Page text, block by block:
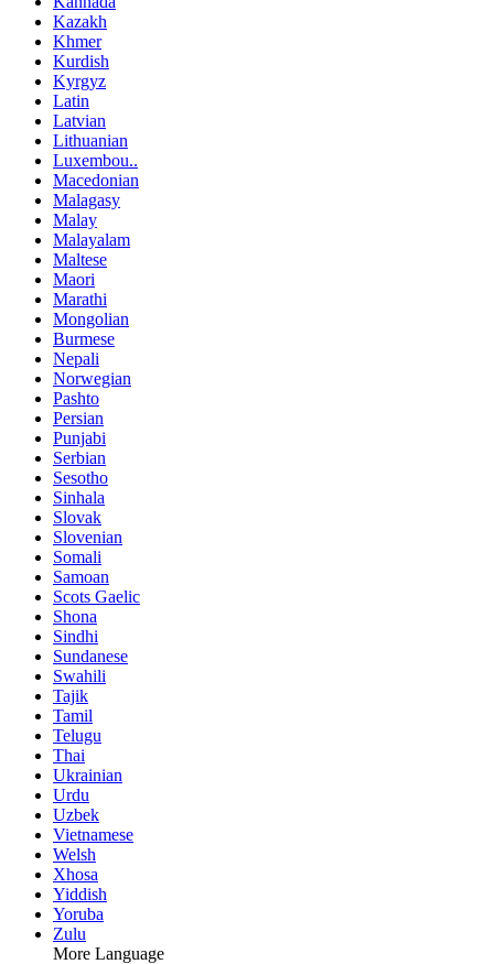
Kazakh
Khmer
Kurdish
Kyrgyz
Latin
Latvian
Lithuanian
Luxembou..
Macedonian
Malagasy
Malay
Malayalam
Maltese
Maori
Marathi
Mongolian
Burmese
Nepali
Norwegian
Pashto
Persian
Punjabi
Serbian
Sesotho
Sinhala
Slovak
Slovenian
Somali
Samoan
Scots Gaelic
Shona
Sindhi
Sundanese
Swahili
Tajik
Tamil
Telugu
Thai
Ukrainian
Urdu
Uzbek
Vietnamese
Welsh
Xhosa
Yiddish
Yoruba
Zulu
More Language